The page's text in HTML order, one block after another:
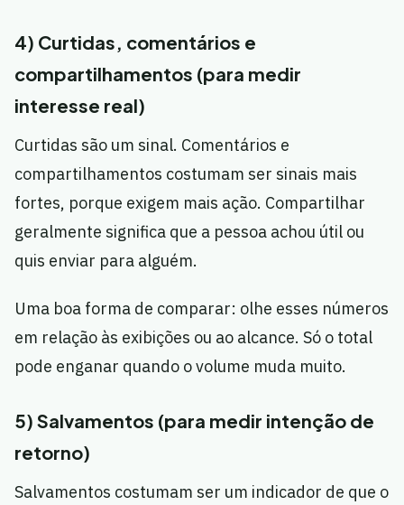
4) Curtidas, comentários e
compartilhamentos (para medir
interesse real)
Curtidas são um sinal. Comentários e
compartilhamentos costumam ser sinais mais
fortes, porque exigem mais ação. Compartilhar
geralmente significa que a pessoa achou útil ou
quis enviar para alguém.
Uma boa forma de comparar: olhe esses números
em relação às exibições ou ao alcance. Só o total
pode enganar quando o volume muda muito.
5) Salvamentos (para medir intenção de
retorno)
Salvamentos costumam ser um indicador de que o